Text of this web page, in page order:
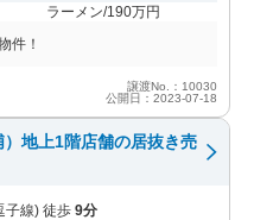
ラーメン/190万円
件！
譲渡No.：10030
公開日：2023-07-18
地上1階店舗の居抜き売
子線) 徒歩 9分